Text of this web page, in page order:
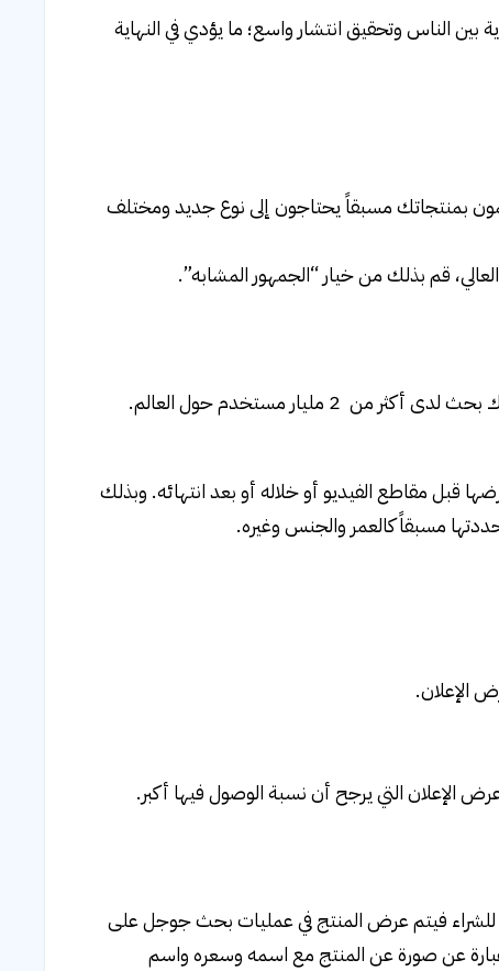
الناس وتحقيق انتشار واسع؛ ما يؤدي في النهاية
بمنتجاتك مسبقاً يحتاجون إلى نوع جديد ومختلف
قم بذلك من خيار “الجمهور المشابه”.
يعتبر اليوتيوب أحد مواقع جوجل ويختص بمقاطع الفيديو، وبالتالي يعمل كمحرك بحث لدى أكثر من 2 مليار مستخدم حول العالم.
قبل مقاطع الفيديو أو خلاله أو بعد انتهائه. وبذلك
مسبقاً كالعمر والجنس وغيره.
الإعلان.
الإعلان التي يرجح أن نسبة الوصول فيها أكبر.
فيتم عرض المنتج في عمليات بحث جوجل على
عبارة عن صورة عن المنتج مع اسمه وسعره واسم